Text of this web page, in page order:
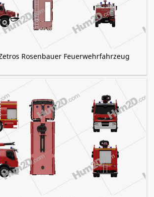
Rosenbauer Feuerwehrfahrzeug